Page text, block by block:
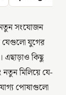
নতুন সংযোজন
যেগুলো যুগের
এছাড়াও কিছু
মিলিয়ে যে-
পোষাগুলো